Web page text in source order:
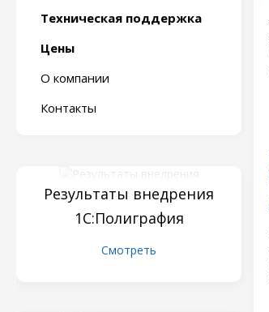
Техническая поддержка
Цены
О компании
Контакты
Результаты внедрения
1С:Полиграфия
Смотреть